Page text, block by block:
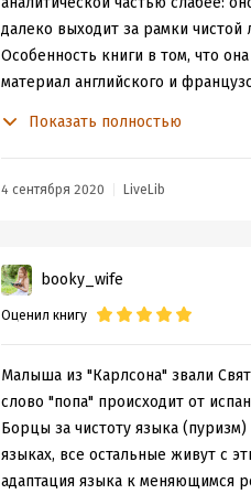
далеко выходит за рамки чистой
Особенность книги в том, что
материал английского и
окружении примитивных
надоевшие «верблюд – это слон
знания французского, и тому
примеры кочуют из книжки в
тогда объема на нормальную
Поэтому многие авторы
о заимствованиях рассказ о
общественного договора
Но это я просто ворчу. На самом
Показать полностью
4 сентября 2020 LiveLib
booky_wife
Оценил книгу
Малыша из "Карлсона" звали
слово "попа" происходит от
Борцы за чистоту языка
языках, все остальные живут с
адаптация языка к меняющимся